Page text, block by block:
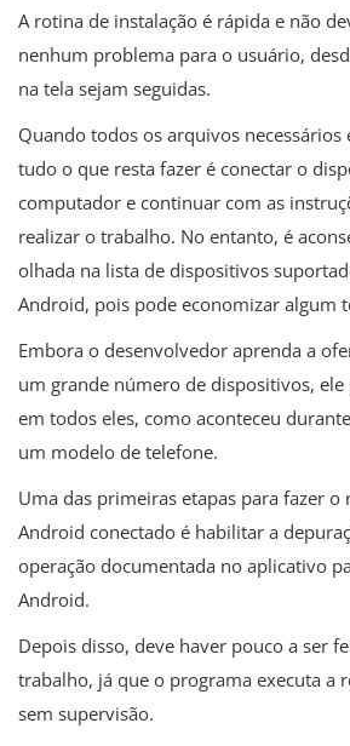
A rotina de instalação é rápida e não
nenhum problema para o usuário,
na tela sejam seguidas.
Quando todos os arquivos necessários
tudo o que resta fazer é conectar o
computador e continuar com as
realizar o trabalho. No entanto, é
olhada na lista de dispositivos
Android, pois pode economizar algum
Embora o desenvolvedor aprenda a
um grande número de dispositivos,
em todos eles, como aconteceu
um modelo de telefone.
Uma das primeiras etapas para fazer
Android conectado é habilitar a
operação documentada no aplicativo
Android.
Depois disso, deve haver pouco a ser
trabalho, já que o programa executa a
sem supervisão.